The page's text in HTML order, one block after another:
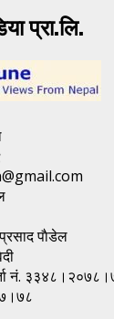
प्रा.लि.
पाैडेल
नं.